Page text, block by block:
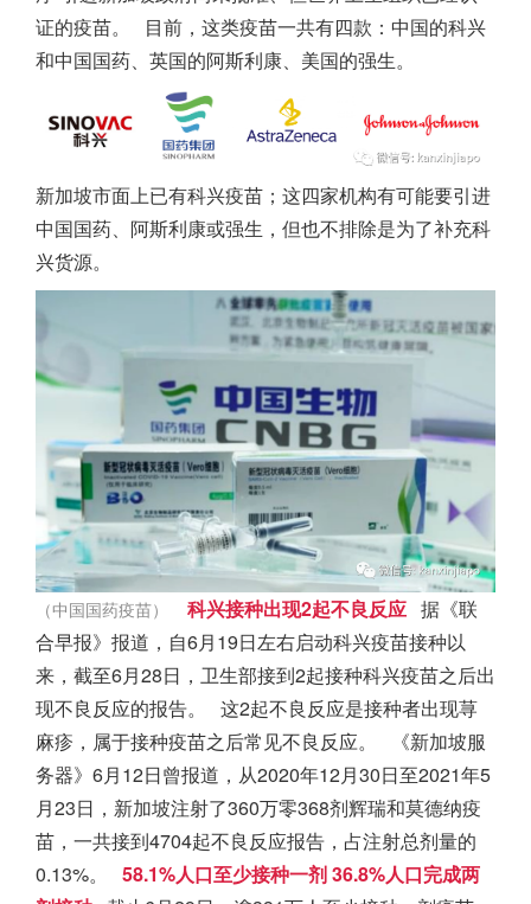
证的疫苗。
目前，这类疫苗一共有四款：中国的科兴
和中国国药、英国的阿斯利康、美国的强生。
新加坡市面上已有科兴疫苗；这四家机构有可能要引进
中国国药、阿斯利康或强生，但也不排除是为了补充科
兴货源。
（中国国药疫苗） 科兴接种出现2起不良反应 据《联
合早报》报道，自6月19日左右启动科兴疫苗接种以
来，截至6月28日，卫生部接到2起接种科兴疫苗之后出
现不良反应的报告。
这2起不良反应是接种者出现荨
麻疹，属于接种疫苗之后常见不良反应。
《新加坡服
务器》6月12日曾报道，从2020年12月30日至2021年5
月23日， 新加坡注射了360万零368剂辉瑞和莫德纳疫
苗，一共接到4704起不良反应报告，占注射总剂量的
0.13%。
58.1%人口至少接种一剂36.8%人口完成两